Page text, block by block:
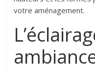
votre aménagement.